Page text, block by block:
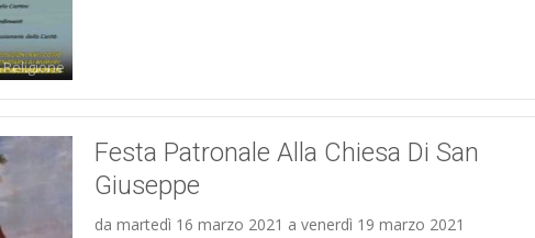
Religione
Festa Patronale Alla Chiesa Di San
Giuseppe
da martedì 16 marzo 2021 a venerdì 19 marzo 2021